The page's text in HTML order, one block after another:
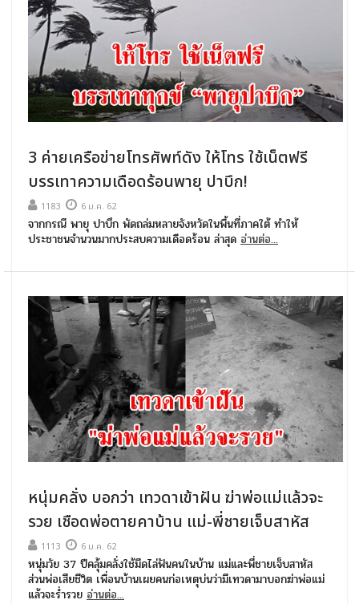
3 ค่ายเครือข่ายโทรศัพท์ดัง ให้โทร ใช้เน็ตฟรี
บรรเทาความเดือดร้อนพายุ ปาบึก!
1183 6 ม.ค. 62
จากกรณี พายุ ปาบึก พัดถล่มหลายจังหวัดในพื้นที่ภาคใต้ ทำให้
ประชาชนจำนวนมากประสบความเดือดร้อน ล่าสุด อ่านต่อ...
หนุ่มคลั่ง บอกว่า เทวดาเข้าฝัน ฆ่าพ่อแม่แล้วจะ
รวย เชือดพ่อตายคาบ้าน แม่-พี่ชายเจ็บสาหัส
1113 6 ม.ค. 62
หนุ่มวัย 37 ปีคลุ้มคลั่งใช้มีดไล่ฟันคนในบ้าน แม่และพี่ชายเจ็บสาหัส
ส่วนพ่อเสียชีวิต เพื่อนบ้านเผยคนก่อเหตุบ่นว่ามีเทวดามาบอกฆ่าพ่อแม่
แล้วจะร่ำรวย อ่านต่อ...